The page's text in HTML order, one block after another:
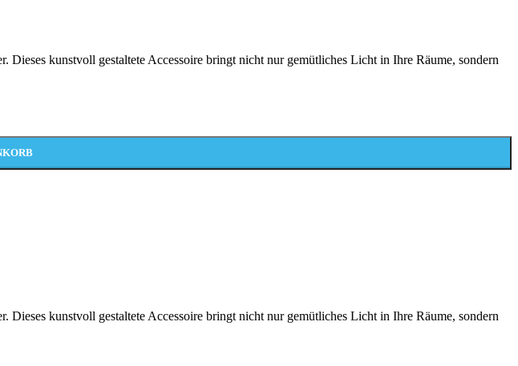
kunstvoll gestaltete Accessoire bringt nicht nur gemütliches Licht in Ihre Räume, sondern
kunstvoll gestaltete Accessoire bringt nicht nur gemütliches Licht in Ihre Räume, sondern